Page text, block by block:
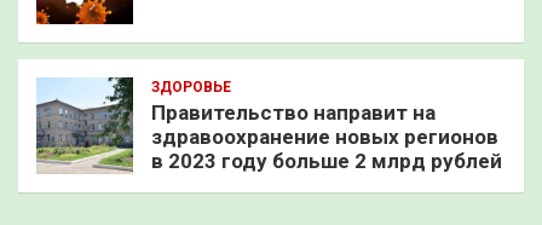
ЗДОРОВЬЕ
Правительство направит на
здравоохранение новых регионов
в 2023 году больше 2 млрд рублей